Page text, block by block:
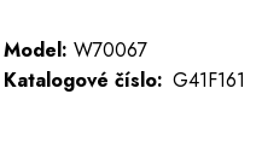
Model: W70067
Katalogové číslo: G41F161